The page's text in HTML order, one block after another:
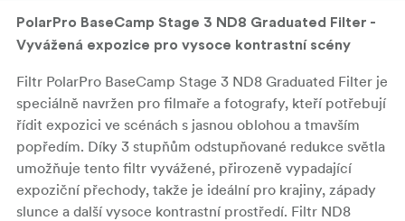
PolarPro BaseCamp Stage 3 ND8 Graduated Filter -
Vyvážená expozice pro vysoce kontrastní scény
Filtr PolarPro BaseCamp Stage 3 ND8 Graduated Filter je
speciálně navržen pro filmaře a fotografy, kteří potřebují
řídit expozici ve scénách s jasnou oblohou a tmavším
popředím. Díky 3 stupňům odstupňované redukce světla
umožňuje tento filtr vyvážené, přirozeně vypadající
expoziční přechody, takže je ideální pro krajiny, západy
slunce a další vysoce kontrastní prostředí. Filtr ND8